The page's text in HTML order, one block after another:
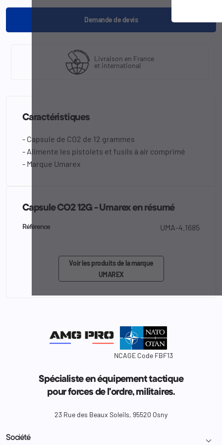
Demande de devis
Livraison en France
et international
Caractéristiques
- Capsule de CO2 de 12 grammes
- Alimente les pistolets et fusils à air comprimé
- Marque Umarex
Capsule CO2 12G - Umarex en résumé
Référence UMA-4.1685
Voir les produits de la marque
UMAREX
NCAGE Code FBF13
Spécialiste en équipement tactique
pour forces de l'ordre, militaires.
23 Rue des Beaux Soleils, 95520 Osny
Société 